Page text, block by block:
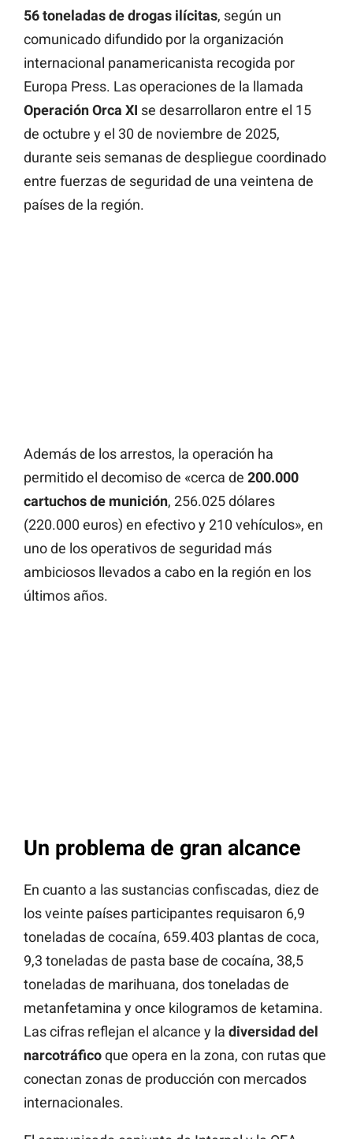
56 toneladas de drogas ilícitas, según un
comunicado difundido por la organización
internacional panamericanista recogida por
Europa Press. Las operaciones de la llamada
Operación Orca XI se desarrollaron entre el 15
de octubre y el 30 de noviembre de 2025,
durante seis semanas de despliegue coordinado
entre fuerzas de seguridad de una veintena de
países de la región.
Además de los arrestos, la operación ha
permitido el decomiso de «cerca de 200.000
cartuchos de munición, 256.025 dólares
(220.000 euros) en efectivo y 210 vehículos», en
uno de los operativos de seguridad más
ambiciosos llevados a cabo en la región en los
últimos años.
Un problema de gran alcance
En cuanto a las sustancias confiscadas, diez de
los veinte países participantes requisaron 6,9
toneladas de cocaína, 659.403 plantas de coca,
9,3 toneladas de pasta base de cocaína, 38,5
toneladas de marihuana, dos toneladas de
metanfetamina y once kilogramos de ketamina.
Las cifras reflejan el alcance y la diversidad del
narcotráficoque opera en la zona, con rutas que
conectan zonas de producción con mercados
internacionales.